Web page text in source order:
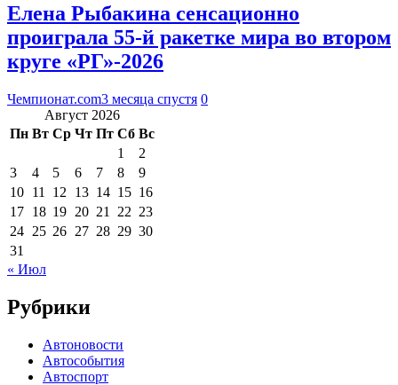
Елена Рыбакина сенсационно
проиграла 55-й ракетке мира во втором
круге «РГ»-2026
Чемпионат.com3 месяца спустя 0
Август 2026
Пн Вт Ср Чт Пт Сб Вс
1
2
3
4 5 6 7 8
9
10 11 12 13 14 15 16
17 18 19 20 21 22 23
24 25 26 27 28 29 30
31
« Июл
Рубрики
Автоновости
Автособытия
Автоспорт